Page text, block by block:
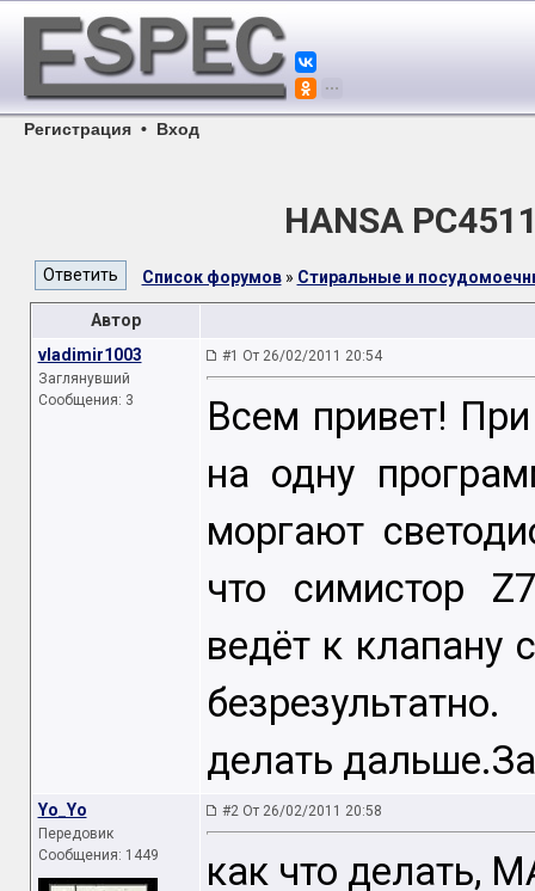
Регистрация • Вход
HANSA
Список форумов» Стиральные и
Автор
vladimir1003
Заглянувший
Сообщения: 3
#1 От 26/02/2011 20:54
Всем привет!
на одну
моргают
что симистор
ведёт к клапану
делать
Yo_Yo
Передовик
Сообщения: 1449
#2 От 26/02/2011 20:58
как что делать,